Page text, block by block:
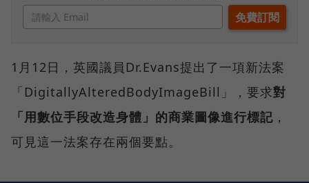
1月12日，英國議員Dr.Evans提出了一項新法案
「DigitallyAlteredBodyImageBill」，要求對
「用數位手段改造身體」的商業圖像進行標記 ，
可見這一法案存在兩個要點。